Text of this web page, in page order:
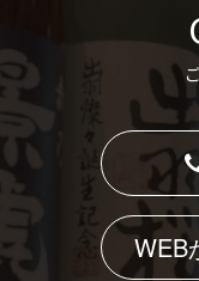
WEB